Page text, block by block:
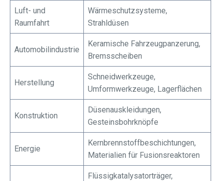
Luft- und
Raumfahrt
Wärmeschutzsysteme,
Strahldüsen
Automobilindustrie
Keramische Fahrzeugpanzerung,
Bremsscheiben
Herstellung
Schneidwerkzeuge,
Umformwerkzeuge, Lagerflächen
Konstruktion
Düsenauskleidungen,
Gesteinsbohrknöpfe
Energie
Kernbrennstoffbeschichtungen,
Materialien für Fusionsreaktoren
Flüssigkatalysatorträger,